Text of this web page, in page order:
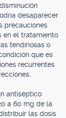
desaparecer
precauciones
en el tratamiento
tendinosas o
que es
recurrentes
antiséptico
a 60 mg de la
las dosis